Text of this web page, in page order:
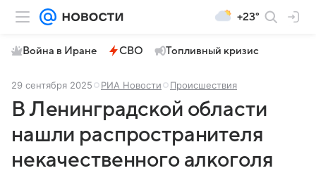
+23°
Война в Иране СВО Топливный кризис
29 сентября 2025 РИА Новости Происшествия
В Ленинградской области
нашли распространителя
некачественного алкоголя